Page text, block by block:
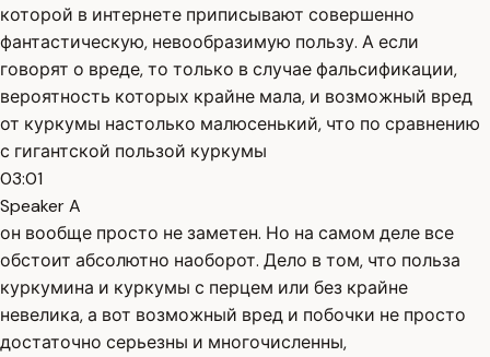
которой в интернете приписывают совершенно
фантастическую, невообразимую пользу. А если
говорят о вреде, то только в случае фальсификации,
вероятность которых крайне мала, и возможный вред
от куркумы настолько малюсенький, что по сравнению
с гигантской пользой куркумы
03:01
Speaker A
он вообще просто не заметен. Но на самом деле все
обстоит абсолютно наоборот. Дело в том, что польза
куркумина и куркумы с перцем или без крайне
невелика, а вот возможный вред и побочки не просто
достаточно серьезны и многочисленны,